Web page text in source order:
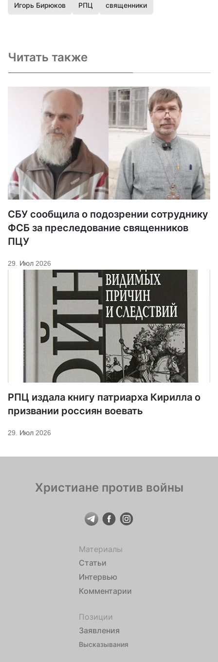
Игорь Бирюков РПЦ священники
Читать также
СБУ сообщила о подозрении сотруднику
ФСБ за преследование священников
ПЦУ
29. Июл 2026
РПЦ издала книгу патриарха Кирилла о
призвании россиян воевать
29. Июл 2026
Христиане против войны
Материалы
Статьи
Интервью
Комментарии
Позиции
Заявления
Высказывания